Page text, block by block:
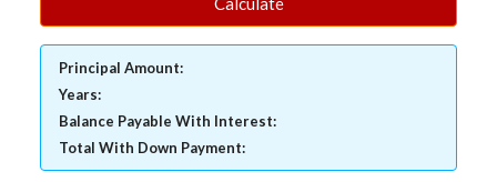
Principal Amount:
Years:
Balance Payable With Interest:
Total With Down Payment: